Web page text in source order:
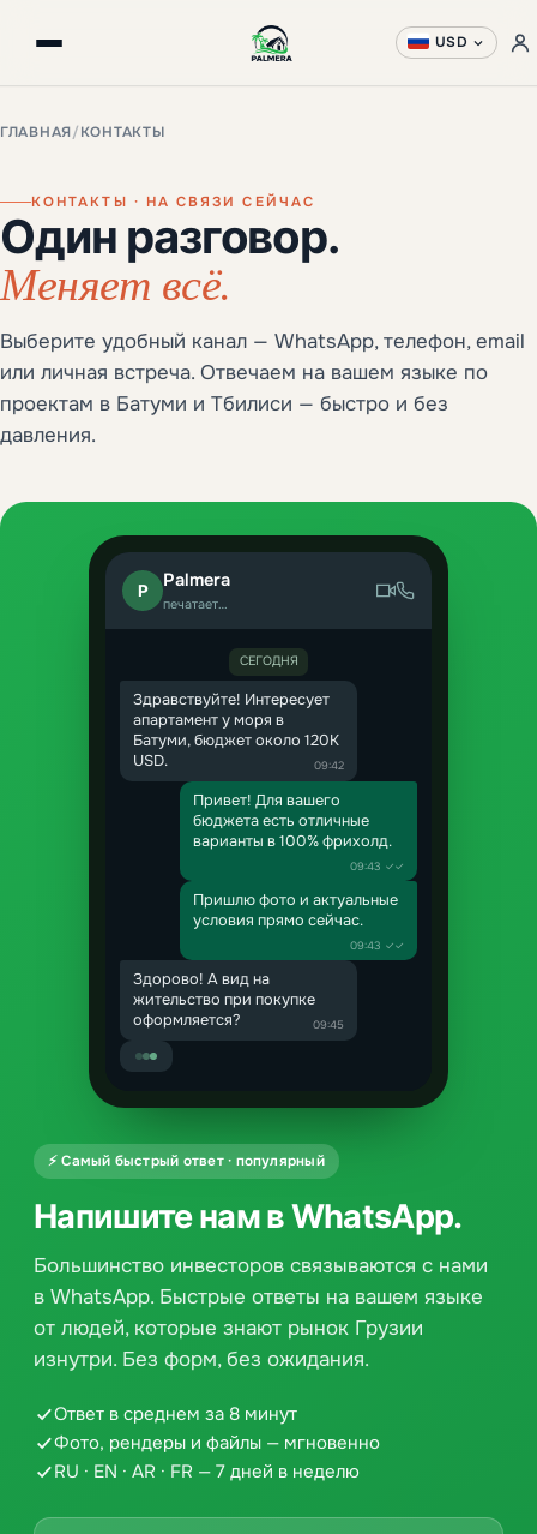
USD
ГЛАВНАЯ/ КОНТАКТЫ
КОНТАКТЫ · НА СВЯЗИ СЕЙЧАС
Один разговор.
Меняет всё.
Выберите удобный канал — WhatsApp, телефон, email
или личная встреча. Отвечаем на вашем языке по
проектам в Батуми и Тбилиси — быстро и без
давления.
P Palmera
печатает…
СЕГОДНЯ
Здравствуйте! Интересует
апартамент у моря в
Батуми, бюджет около 120K
USD.
09:42
Привет! Для вашего
бюджета есть отличные
варианты в 100% фрихолд.
09:43 ✓✓
Пришлю фото и актуальные
условия прямо сейчас.
09:43 ✓✓
Здорово! А вид на
жительство при покупке
оформляется?
09:45
⚡ Самый быстрый ответ · популярный
Напишите нам в WhatsApp.
Большинство инвесторов связываются с нами
в WhatsApp. Быстрые ответы на вашем языке
от людей, которые знают рынок Грузии
изнутри. Без форм, без ожидания.
Ответ в среднем за 8 минут
Фото, рендеры и файлы — мгновенно
RU · EN · AR · FR — 7 дней в неделю